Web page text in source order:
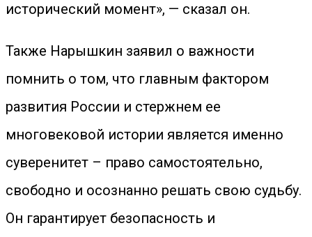
исторический момент», — сказал он.
Также Нарышкин заявил о важности
помнить о том, что главным фактором
развития России и стержнем ее
многовековой истории является именно
суверенитет – право самостоятельно,
свободно и осознанно решать свою судьбу.
Он гарантирует безопасность и